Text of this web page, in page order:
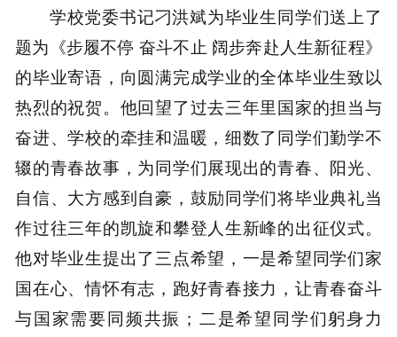
学校党委书记刁洪斌为毕业生同学们送上了
题为《步履不停 奋斗不止 阔步奔赴人生新征程》
的毕业寄语，向圆满完成学业的全体毕业生致以
热烈的祝贺。他回望了过去三年里国家的担当与
奋进、学校的牵挂和温暖，细数了同学们勤学不
辍的青春故事，为同学们展现出的青春、阳光、
自信、大方感到自豪，鼓励同学们将毕业典礼当
作过往三年的凯旋和攀登人生新峰的出征仪式。
他对毕业生提出了三点希望，一是希望同学们家
国在心、情怀有志，跑好青春接力，让青春奋斗
与国家需要同频共振；二是希望同学们躬身力